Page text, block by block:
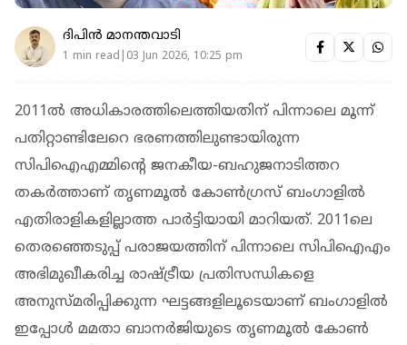
ദിപിന്‍ മാനന്തവാടി
1 min read|03 Jun 2026, 10:25 pm
2011ൽ അധികാരത്തിലെത്തിയതിന് പിന്നാലെ മൂന്ന്
പതിറ്റാണ്ടിലേറെ ഭരണത്തിലുണ്ടായിരുന്ന
സിപിഐഎമ്മിൻ്റെ ജനകീയ-ബഹുജനാടിത്തറ
തകർത്താണ് തൃണമൂൽ കോൺ​ഗ്രസ് ബം​ഗാളിൽ
എതിരാളികളില്ലാത്ത പാർട്ടിയായി മാറിയത്. 2011ലെ
തെരഞ്ഞെടുപ്പ് പരാജയത്തിന് പിന്നാലെ സിപിഐഎം
അഭിമുഖീകരിച്ച രാഷ്ട്രീയ പ്രതിസന്ധികളെ
അനുസ്മരിപ്പിക്കുന്ന ഘട്ടങ്ങളിലൂടെയാണ് ബം​ഗാളിൽ
ഇപ്പോൾ മമതാ ബാനർജിയുടെ തൃണമൂൽ കോൺ​